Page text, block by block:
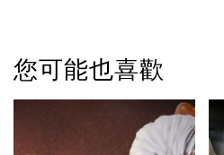
您可能也喜歡